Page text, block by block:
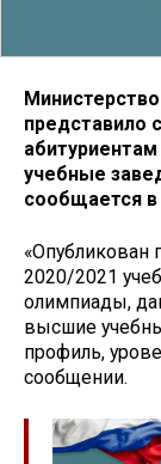
представило
учебные
сообщается
«Опубликован
2020/2021
олимпиады,
высшие
профиль,
сообщении.